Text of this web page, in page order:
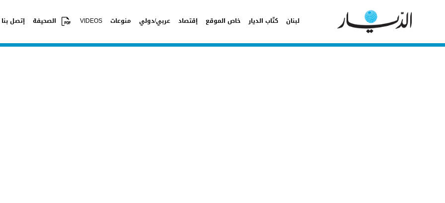
لبنان كتّاب الديار خاص الموقع إقتصاد عربي/دولي منوعات VIDEOS الصحيفة إتصل بنا